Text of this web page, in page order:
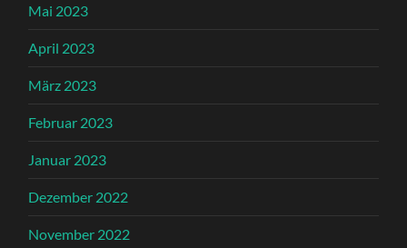
Mai 2023
April 2023
März 2023
Februar 2023
Januar 2023
Dezember 2022
November 2022